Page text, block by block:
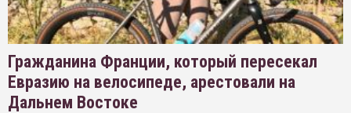
Гражданина Франции, который пересекал
Евразию на велосипеде, арестовали на
Дальнем Востоке